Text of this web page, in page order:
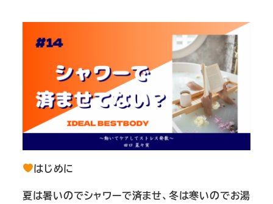
はじめに
夏は暑いのでシャワーで済ませ、冬は寒いのでお湯